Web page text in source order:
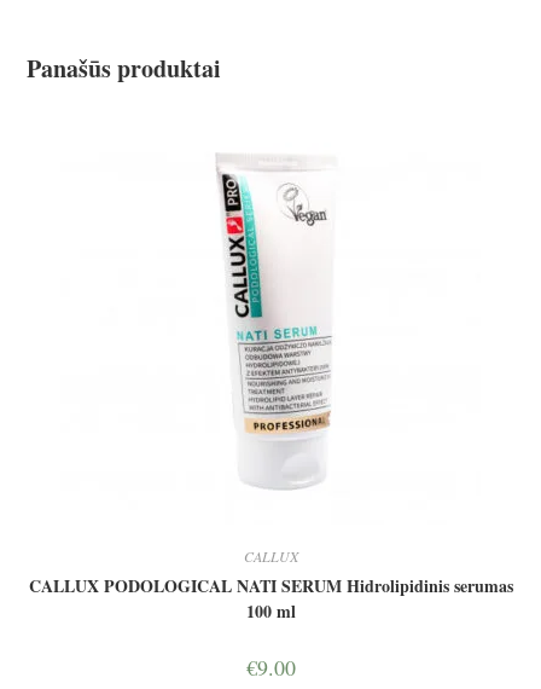
Panašūs produktai
CALLUX
CALLUX PODOLOGICAL NATI SERUM Hidrolipidinis serumas
100 ml
€9.00